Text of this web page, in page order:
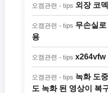
오캠관련 - tips 외장 코
오캠관련 - tips 무손실
용
오캠관련 - tips x264vfw
오캠관련 - tips 녹화 도
도 녹화 된 영상이 복